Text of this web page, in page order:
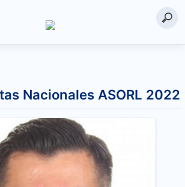
Nacionales ASORL 2022